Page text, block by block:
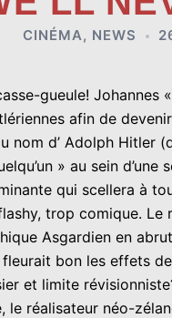
CINÉMA, NEWS
gueule!
afin de
d’ Adolph Hitler
» au sein
qui scellera à
trop comique.
Asgardien en
fleurait bon les effets
et limite
réalisateur néo-